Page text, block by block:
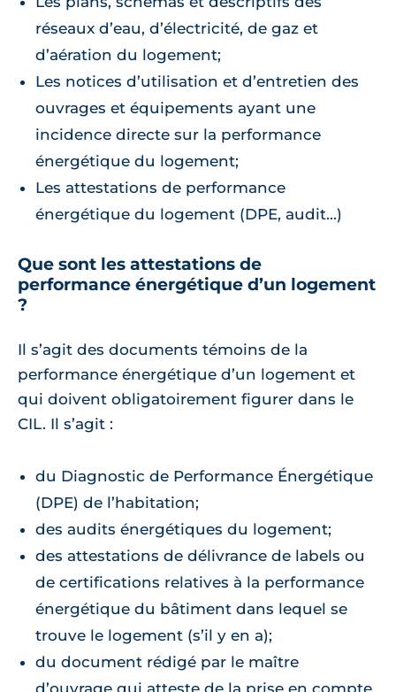
réseaux d’eau, d’électricité, de gaz et
d’aération du logement;
Les notices d’utilisation et d’entretien des
ouvrages et équipements ayant une
incidence directe sur la performance
énergétique du logement;
Les attestations de performance
énergétique du logement (DPE, audit...)
Que sont les attestations de
performance énergétique d’un logement
?
Il s’agit des documents témoins de la
performance énergétique d’un logement et
qui doivent obligatoirement figurer dans le
CIL. Il s’agit :
du Diagnostic de Performance Énergétique
(DPE) de l’habitation;
des audits énergétiques du logement;
des attestations de délivrance de labels ou
de certifications relatives à la performance
énergétique du bâtiment dans lequel se
trouve le logement (s’il y en a);
du document rédigé par le maître